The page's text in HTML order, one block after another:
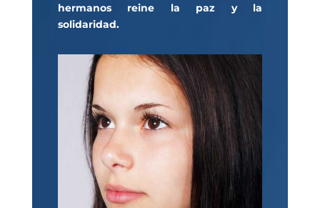
hermanos reine la paz y la
solidaridad.